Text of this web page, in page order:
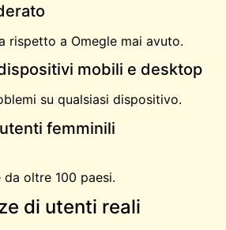
rispetto a Omegle mai avuto.
mobili e desktop
su qualsiasi dispositivo.
femminili
oltre 100 paesi.
di utenti reali